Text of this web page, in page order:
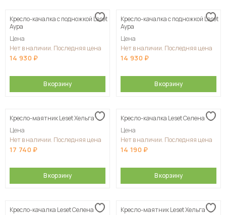
Кресло-качалка с подножкой Leset
Аура
Цена
Нет в наличии. Последняя цена
14 930
В корзину
Кресло-качалка с подножкой Leset
Аура
Цена
Нет в наличии. Последняя цена
14 930
В корзину
Кресло-маятник Leset Хельга
Цена
Нет в наличии. Последняя цена
17 740
В корзину
Кресло-качалка Leset Селена
Цена
Нет в наличии. Последняя цена
14 190
В корзину
Кресло-качалка Leset Селена
Кресло-маятник Leset Хельга